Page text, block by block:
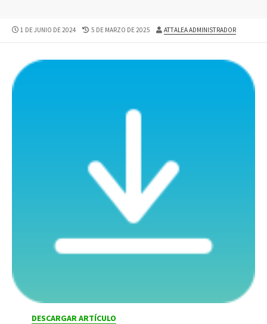
PUBLISHED
1 DE JUNIO DE 2024
LAST
5 DE MARZO DE 2025 AUTHOR
ATTALEA ADMINISTRADOR
DESCARGAR ARTÍCULO